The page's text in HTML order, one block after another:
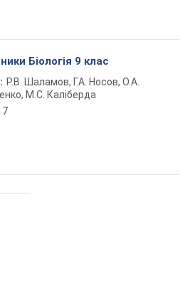
Біологія 9 клас
Р.В. Шаламов, Г.А. Носов, О.А.
М.С. Каліберда